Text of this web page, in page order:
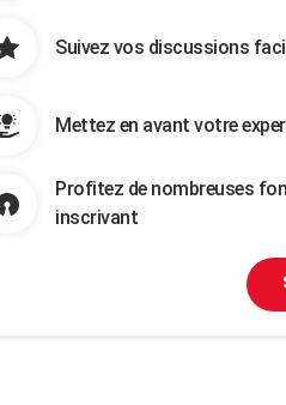
Suivez vos discussions
Mettez en avant votre
Profitez de nombreuses
inscrivant